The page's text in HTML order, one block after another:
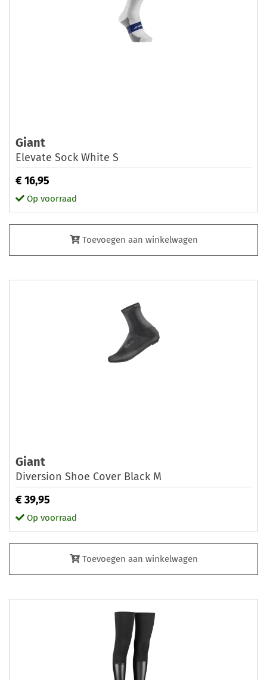
Giant
Elevate Sock White S
€ 16,95
Op voorraad
Toevoegen aan winkelwagen
Giant
Diversion Shoe Cover Black M
€ 39,95
Op voorraad
Toevoegen aan winkelwagen